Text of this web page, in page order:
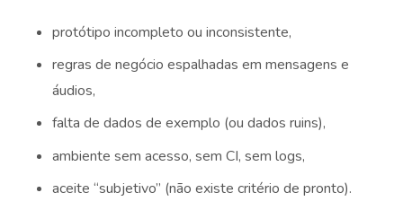
protótipo incompleto ou inconsistente,
regras de negócio espalhadas em mensagens e
áudios,
falta de dados de exemplo (ou dados ruins),
ambiente sem acesso, sem CI, sem logs,
aceite “subjetivo” (não existe critério de pronto).